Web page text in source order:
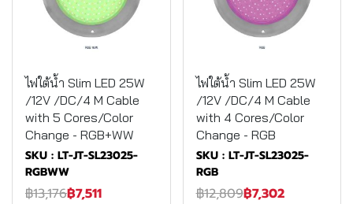
ไฟใต้น้ำ Slim LED 25W
/12V /DC/4 M Cable
with 5 Cores/Color
Change - RGB+WW
SKU : LT-JT-SL23025-
RGBWW
฿13,176฿7,511
ไฟใต้น้ำ Slim LED 25W
/12V /DC/4 M Cable
with 4 Cores/Color
Change - RGB
SKU : LT-JT-SL23025-
RGB
฿12,809฿7,302